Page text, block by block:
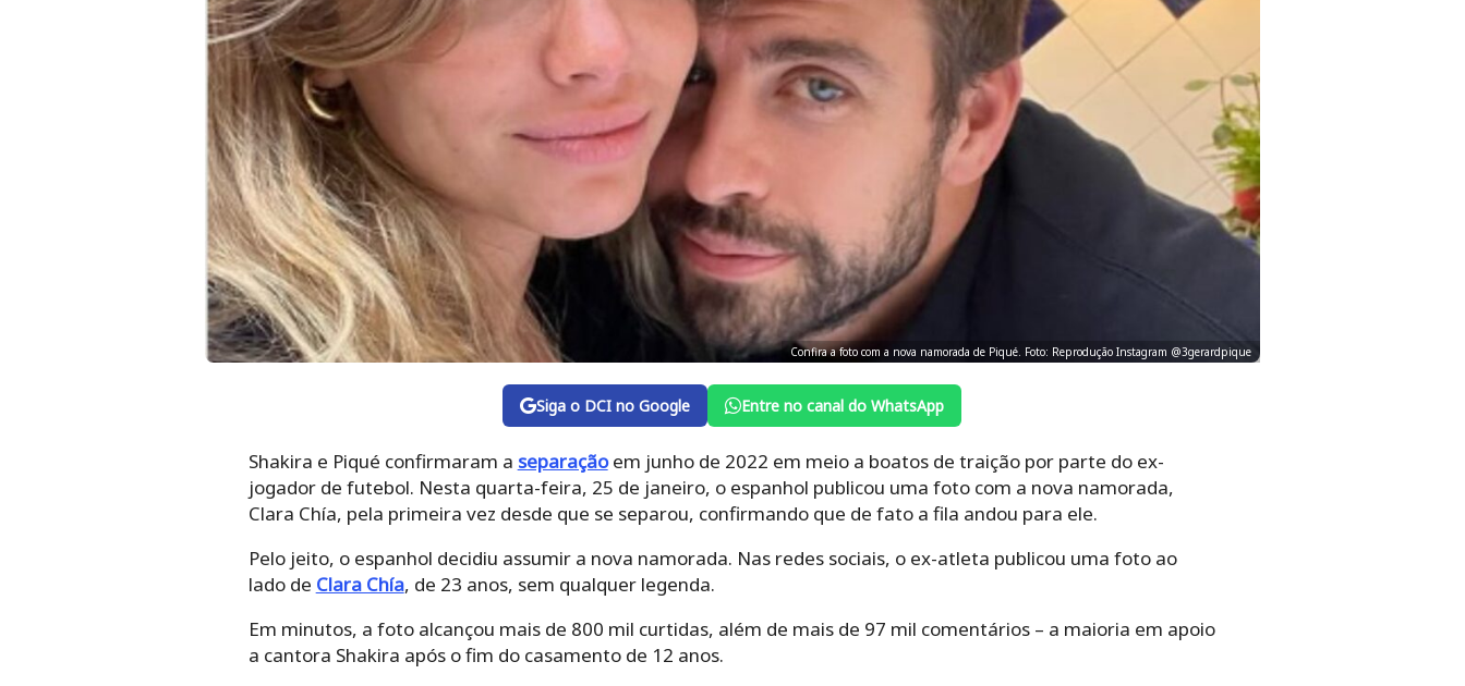
Confira a foto com a nova namorada de Piqué. Foto: Reprodução Instagram @3gerardpique
Siga o DCI no Google Entre no canal do WhatsApp
Shakira e Piqué confirmaram a separaçãoem junho de 2022 em meio a boatos de traição por parte do ex-
jogador de futebol. Nesta quarta-feira, 25 de janeiro, o espanhol publicou uma foto com a nova namorada,
Clara Chía, pela primeira vez desde que se separou, confirmando que de fato a fila andou para ele.
Pelo jeito, o espanhol decidiu assumir a nova namorada. Nas redes sociais, o ex-atleta publicou uma foto ao
lado de Clara Chía, de 23 anos, sem qualquer legenda.
Em minutos, a foto alcançou mais de 800 mil curtidas, além de mais de 97 mil comentários – a maioria em apoio
a cantora Shakira após o fim do casamento de 12 anos.